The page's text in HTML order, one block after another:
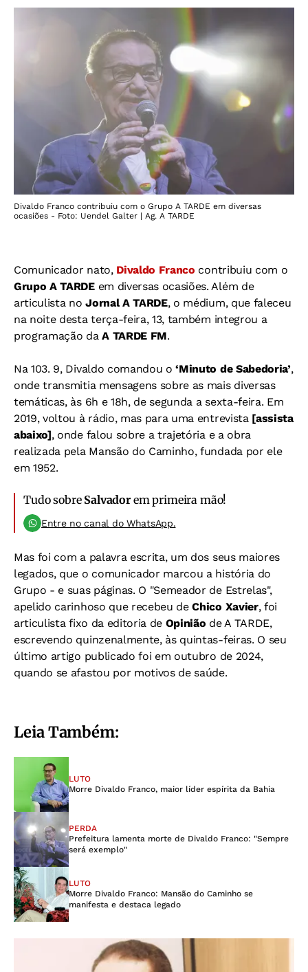
Divaldo Franco contribuiu com o Grupo A TARDE em diversas
ocasiões - Foto: Uendel Galter | Ag. A TARDE
Comunicador nato, Divaldo Franco contribuiu com o
Grupo A TARDEem diversas ocasiões. Além de
articulista noJornal A TARDE, o médium, que faleceu
na noite desta terça-feira, 13, também integrou a
programação daA TARDE FM.
Na 103. 9, Divaldo comandou o‘Minuto de Sabedoria’,
onde transmitia mensagens sobre as mais diversas
temáticas, às 6h e 18h, de segunda a sexta-feira. Em
2019, voltou à rádio, mas para uma entrevista [assista
abaixo], onde falou sobre a trajetória e a obra
realizada pela Mansão do Caminho, fundada por ele
em 1952.
Tudo sobre Salvadorem primeira mão!
Entre no canal do WhatsApp.
Mas foi com a palavra escrita, um dos seus maiores
legados, que o comunicador marcou a história do
Grupo - e suas páginas. O "Semeador de Estrelas",
apelido carinhoso que recebeu deChico Xavier, foi
articulista fixo da editoria de Opinião de A TARDE,
escrevendo quinzenalmente, às quintas-feiras. O seu
último artigo publicado foi em outubro de 2024,
quando se afastou por motivos de saúde.
Leia Também:
LUTO
Morre Divaldo Franco, maior líder espírita da Bahia
PERDA
Prefeitura lamenta morte de Divaldo Franco: "Sempre
será exemplo"
LUTO
Morre Divaldo Franco: Mansão do Caminho se
manifesta e destaca legado